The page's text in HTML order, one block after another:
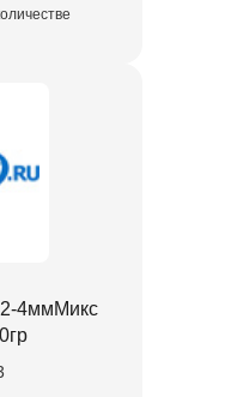
4ммМикс